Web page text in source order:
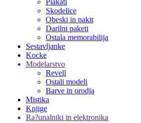
Plakati
Skodelice
Obeski in nakit
Darilni paketi
Ostala memorabilija
Sestavljanke
Kocke
Modelarstvo
Revell
Ostali modeli
Barve in orodja
Mistika
Knjige
Ra?unalniki in elektronika